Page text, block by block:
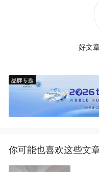
好文
品牌专题
你可能也喜欢这些文